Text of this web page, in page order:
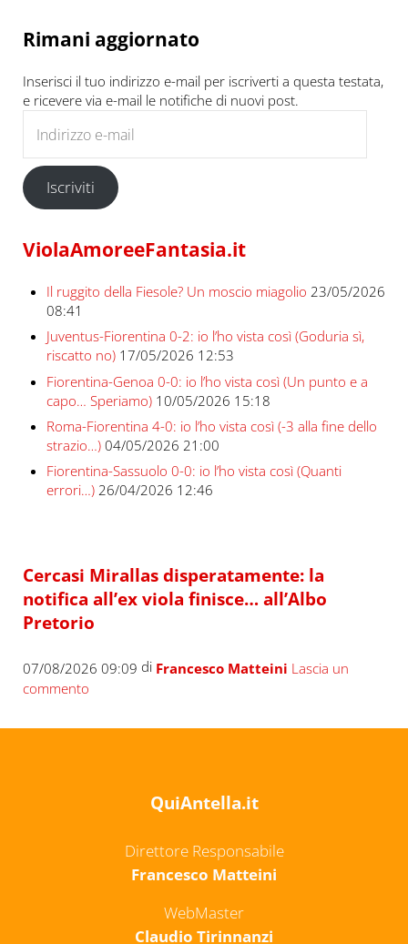
Rimani aggiornato
Inserisci il tuo indirizzo e-mail per iscriverti a questa testata,
e ricevere via e-mail le notifiche di nuovi post.
Iscriviti
ViolaAmoreeFantasia.it
Il ruggito della Fiesole? Un moscio miagolio 23/05/2026
08:41
Juventus-Fiorentina 0-2: io l’ho vista così (Goduria sì,
riscatto no) 17/05/2026 12:53
Fiorentina-Genoa 0-0: io l’ho vista così (Un punto e a
capo… Speriamo) 10/05/2026 15:18
Roma-Fiorentina 4-0: io l’ho vista così (-3 alla fine dello
strazio…) 04/05/2026 21:00
Fiorentina-Sassuolo 0-0: io l’ho vista così (Quanti
errori…) 26/04/2026 12:46
Cercasi Mirallas disperatamente: la
notifica all’ex viola finisce… all’Albo
Pretorio
07/08/2026 09:09 di Francesco Matteini Lascia un
commento
QuiAntella.it
Direttore Responsabile
Francesco Matteini
WebMaster
Claudio Tirinnanzi